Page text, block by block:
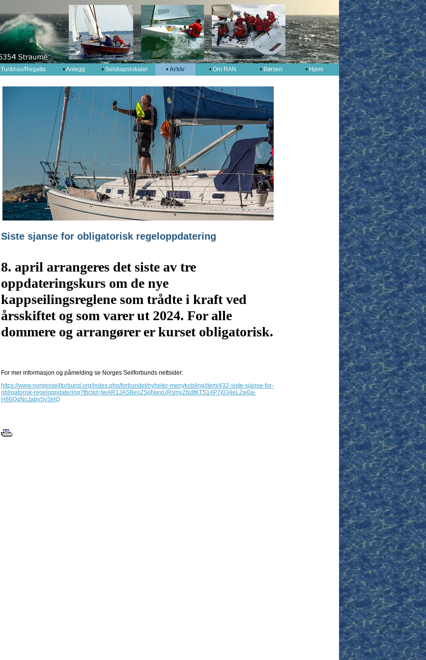
Tur&hav/Regatta •Anlegg • Selskapslokaler • Arkiv • Om RAN • Børsen •Hjem
Siste sjanse for obligatorisk regeloppdatering
8. april arrangeres det siste av tre
oppdateringskurs om de nye
kappseilingsreglene som trådte i kraft ved
årsskiftet og som varer ut 2024. For alle
dommere og arrangører er kurset obligatorisk.
For mer informasjon og påmelding se Norges Seilforbunds nettsider:
https://www.norgesseilforbund.org/index.php/forbundet/nyheter-menykobling/item/432-siste-sjanse-for-
obligatorisk-regeloppdatering?fbclid=IwAR1JASBes2SgNwxURsmv2tsdtKTS14P7j034eL2w0a-
H86QqNcJabySySHQ